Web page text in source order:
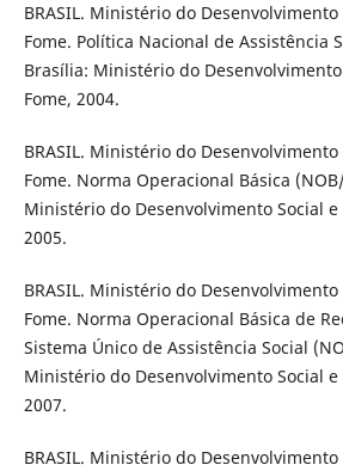
BRASIL. Ministério do
Fome. Política Nacional de Assistência
Brasília: Ministério do
Fome, 2004.
BRASIL. Ministério do
Fome. Norma Operacional Básica
Ministério do Desenvolvimento Social e
2005.
BRASIL. Ministério do
Fome. Norma Operacional Básica de
Sistema Único de Assistência Social
Ministério do Desenvolvimento Social e
2007.
BRASIL. Ministério do